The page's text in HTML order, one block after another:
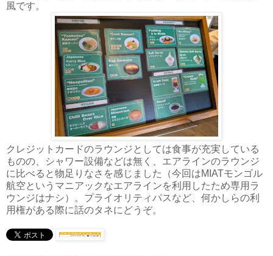
風です。
クレジットカードのラウンジとしては食事が充実している
ものの、シャワー設備などは無く、エアラインのラウンジ
に比べると物足りなさを感じました（今回はMIATモンゴル
航空というマニアックなエアラインを利用したため専用ラ
ウンジはナシ）。プライオリティパスなど、何かしらの利
用権がある際に話のタネにどうぞ。